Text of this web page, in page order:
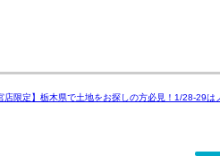
店限定】栃木県で土地をお探しの方必見！1/28-29は